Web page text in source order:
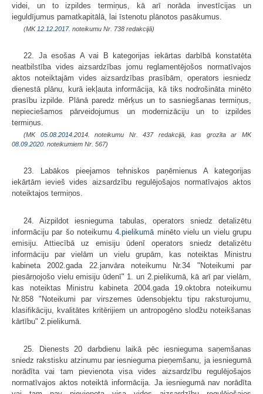
videi, un to izpildes termiņus, kā arī norāda investīcijas un
ieguldījumus pamatkapitālā, lai īstenotu plānotos pasākumus.
(MK 12.12.2017. noteikumu Nr. 738 redakcijā)
22. Ja esošas A vai B kategorijas iekārtas darbībā konstatēta
neatbilstība vides aizsardzības jomu reglamentējošos normatīvajos
aktos noteiktajām vides aizsardzības prasībām, operators iesniedz
dienestā plānu, kurā iekļauta informācija, kā tiks nodrošināta minēto
prasību izpilde. Plānā paredz mērķus un to sasniegšanas termiņus,
nepieciešamos pārveidojumus un modernizāciju un to izpildes
termiņus.
(MK 05.08.2014. 2014. noteikumu Nr. 437 redakcijā, kas grozīta ar MK
08.09.2020. noteikumiem Nr. 567)
23. Labākos pieejamos tehniskos paņēmienus A kategorijas
iekārtām ievieš vides aizsardzību regulējošajos normatīvajos aktos
noteiktajos termiņos.
24. Aizpildot iesnieguma tabulas, operators sniedz detalizētu
informāciju par šo noteikumu4.pielikumāminēto vielu un vielu grupu
emisiju. Attiecībā uz emisiju ūdenī operators sniedz detalizētu
informāciju par vielām un vielu grupām, kas noteiktas Ministru
kabineta 2002.gada 22.janvāra noteikumu Nr.34 "Noteikumi par
piesārņojošo vielu emisiju ūdenī" 1. un 2.pielikumā, kā arī par vielām,
kas noteiktas Ministru kabineta 2004.gada 19.oktobra noteikumu
Nr.858 "Noteikumi par virszemes ūdensobjektu tipu raksturojumu,
klasifikāciju, kvalitātes kritērijiem un antropogēno slodžu noteikšanas
kārtību" 2.pielikumā.
25. Dienests 20 darbdienu laikā pēc iesnieguma saņemšanas
sniedz rakstisku atzinumu par iesnieguma pieņemšanu, ja iesniegumā
norādīta vai tam pievienota visa vides aizsardzību regulējošajos
normatīvajos aktos noteiktā informācija. Ja iesniegumā nav norādīta